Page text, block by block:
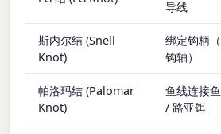
导线
斯内尔结 (Snell
Knot)
绑定钩柄
钩轴）
帕洛玛结 (Palomar
Knot)
鱼线连接
/ 路亚饵